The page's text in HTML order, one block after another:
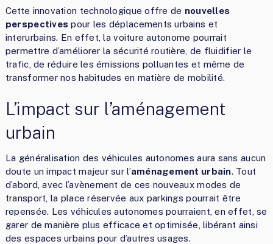
Cette innovation technologique offre de nouvelles
perspectives pour les déplacements urbains et
interurbains. En effet, la voiture autonome pourrait
permettre d’améliorer la sécurité routière, de fluidifier le
trafic, de réduire les émissions polluantes et même de
transformer nos habitudes en matière de mobilité.
L’impact sur l’aménagement
urbain
La généralisation des véhicules autonomes aura sans aucun
doute un impact majeur sur l’aménagement urbain. Tout
d’abord, avec l’avènement de ces nouveaux modes de
transport, la place réservée aux parkings pourrait être
repensée. Les véhicules autonomes pourraient, en effet, se
garer de manière plus efficace et optimisée, libérant ainsi
des espaces urbains pour d’autres usages.